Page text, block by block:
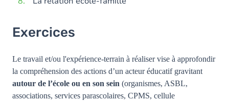
Exercices
Le travail et/ou l'expérience-terrain à réaliser vise à approfondir
la compréhension des actions d’un acteur éducatif gravitant
autour de l’école ou en son sein (organismes, ASBL,
associations, services parascolaires, CPMS, cellule